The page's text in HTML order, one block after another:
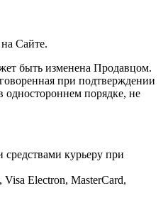
Сайте.
быть изменена Продавцом.
при подтверждении
порядке, не
курьеру при
Visa Electron, MasterCard,